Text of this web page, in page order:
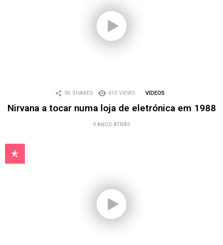
90 SHARES 410 VIEWS VIDEOS
Nirvana a tocar numa loja de eletrónica em 1988
9 ANOS ATRÁS